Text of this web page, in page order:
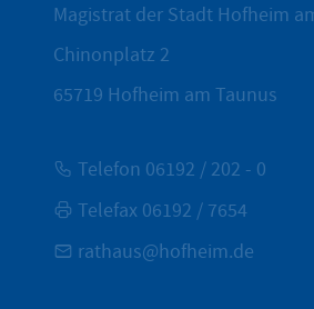
Magistrat der Stadt Hofheim
Chinonplatz 2
65719 Hofheim am Taunus
Telefon 06192 / 202 - 0
Telefax 06192 / 7654
rathaus@hofheim.de